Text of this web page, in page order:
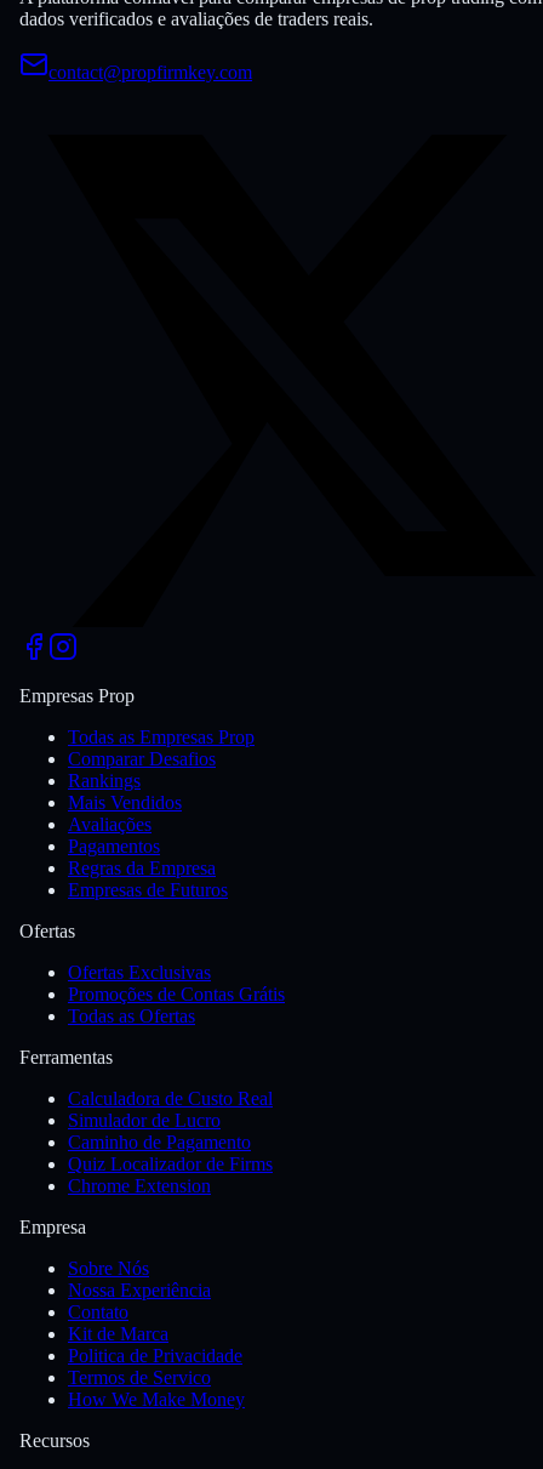
dados verificados e avaliações de traders reais.
contact@propfirmkey.com
Empresas Prop
Todas as Empresas Prop
Comparar Desafios
Rankings
Mais Vendidos
Avaliações
Pagamentos
Regras da Empresa
Empresas de Futuros
Ofertas
Ofertas Exclusivas
Promoções de Contas Grátis
Todas as Ofertas
Ferramentas
Calculadora de Custo Real
Simulador de Lucro
Caminho de Pagamento
Quiz Localizador de Firms
Chrome Extension
Empresa
Sobre Nós
Nossa Experiência
Contato
Kit de Marca
Politica de Privacidade
Termos de Servico
How We Make Money
Recursos